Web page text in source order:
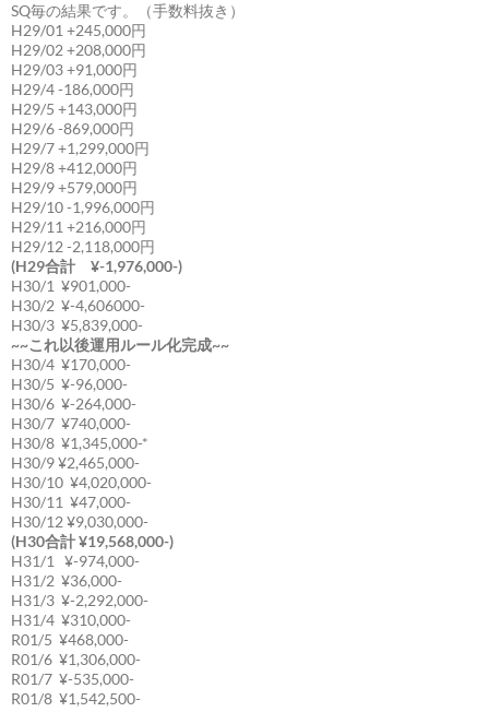
SQ毎の結果です。（手数料抜き）
H29/01 +245,000円
H29/02 +208,000円
H29/03 +91,000円
H29/4 -186,000円
H29/5 +143,000円
H29/6 -869,000円
H29/7 +1,299,000円
H29/8 +412,000円
H29/9 +579,000円
H29/10 -1,996,000円
H29/11 +216,000円
H29/12 -2,118,000円
(H29合計 ¥-1,976,000-)
H30/1 ¥901,000-
H30/2 ¥-4,606000-
H30/3 ¥5,839,000-
~~これ以後運用ルール化完成~~
H30/4 ¥170,000-
H30/5 ¥-96,000-
H30/6 ¥-264,000-
H30/7 ¥740,000-
H30/8 ¥1,345,000-*
H30/9 ¥2,465,000-
H30/10 ¥4,020,000-
H30/11 ¥47,000-
H30/12 ¥9,030,000-
(H30合計 ¥19,568,000-)
H31/1 ¥-974,000-
H31/2 ¥36,000-
H31/3 ¥-2,292,000-
H31/4 ¥310,000-
R01/5 ¥468,000-
R01/6 ¥1,306,000-
R01/7 ¥-535,000-
R01/8 ¥1,542,500-